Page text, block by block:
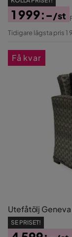
Pris
1 999:-/st
Original
Tidigare lägsta pris 1
Utefåtölj
SE PRISET!
Få kvar